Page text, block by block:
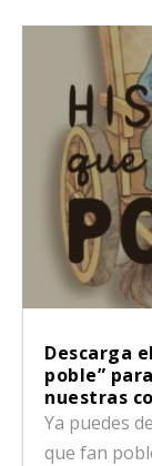
Descarga
poble”
nuestras
Ya puedes
que fan